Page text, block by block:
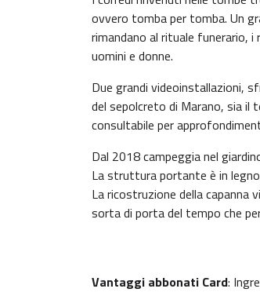
ovvero tomba per tomba. Un
rimandano al rituale funerario,
uomini e donne.
Due grandi videoinstallazioni,
del sepolcreto di Marano, sia il
consultabile per
Dal 2018 campeggia nel
La struttura portante è in
La ricostruzione della capanna
sorta di porta del tempo che
Vantaggi abbonati Card: